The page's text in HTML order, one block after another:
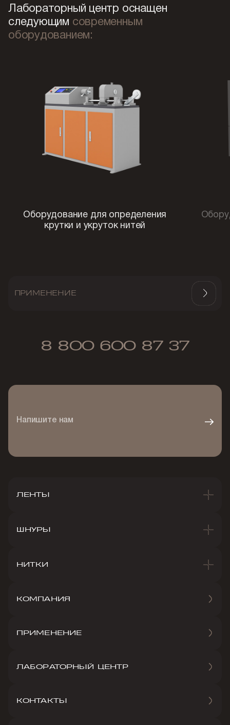
Лабораторный центр оснащен
следующим современным
оборудованием:
Оборудование для определения
крутки и укруток нитей
ПРИМЕНЕНИЕ
8 800 600 87 37
Напишите нам
КОМПАНИЯ
ПРИМЕНЕНИЕ
ЛАБОРАТОРНЫЙ ЦЕНТР
КОНТАКТЫ
ЛЕНТЫ
ШНУРЫ
НИТКИ